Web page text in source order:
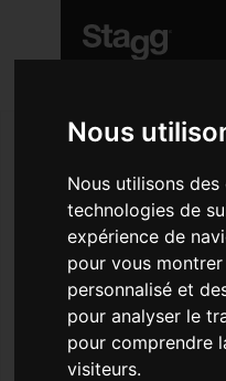
Nous
Nous utilisons
technologies de
expérience de
pour vous
personnalisé et
pour analyser le
pour comprendre
visiteurs.